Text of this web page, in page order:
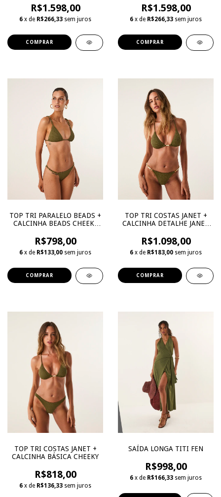
R$1.598,00
6 x de R$266,33 sem juros
COMPRAR
R$1.598,00
6 x de R$266,33 sem juros
COMPRAR
TOP TRI PARALELO BEADS +
CALCINHA BEADS CHEEKY
R$798,00
6 x de R$133,00 sem juros
COMPRAR
TOP TRI COSTAS JANET +
CALCINHA DETALHE JANET
R$1.098,00
6 x de R$183,00 sem juros
COMPRAR
TOP TRI COSTAS JANET +
CALCINHA BÁSICA CHEEKY
R$818,00
6 x de R$136,33 sem juros
SAÍDA LONGA TITI FEN
R$998,00
6 x de R$166,33 sem juros